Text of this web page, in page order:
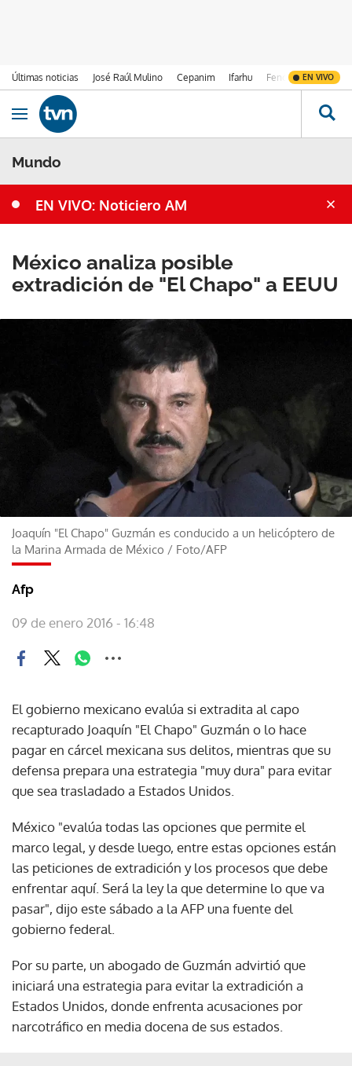
Últimas noticias José Raúl Mulino Cepanim Ifarhu Fenómeno de El
EN VIVO
Ir al contenido
Obrir navegació
Mundo
EN VIVO: Noticiero AM
México analiza posible
extradición de "El Chapo" a EEUU
Joaquín "El Chapo" Guzmán es conducido a un helicóptero de
la Marina Armada de México / Foto/AFP
Afp
09 de enero 2016 - 16:48
El gobierno mexicano evalúa si extradita al capo
recapturado Joaquín "El Chapo" Guzmán o lo hace
pagar en cárcel mexicana sus delitos, mientras que su
defensa prepara una estrategia "muy dura" para evitar
que sea trasladado a Estados Unidos.
México "evalúa todas las opciones que permite el
marco legal, y desde luego, entre estas opciones están
las peticiones de extradición y los procesos que debe
enfrentar aquí. Será la ley la que determine lo que va
pasar", dijo este sábado a la AFP una fuente del
gobierno federal.
Por su parte, un abogado de Guzmán advirtió que
iniciará una estrategia para evitar la extradición a
Estados Unidos, donde enfrenta acusaciones por
narcotráfico en media docena de sus estados.